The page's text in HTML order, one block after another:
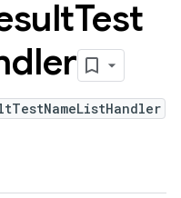
Test